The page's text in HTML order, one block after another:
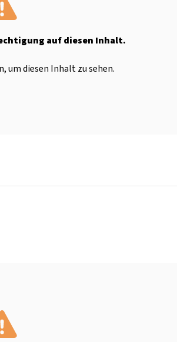
auf diesen Inhalt.
um diesen Inhalt zu sehen.